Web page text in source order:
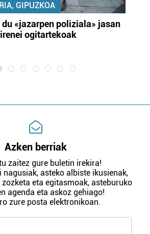
GIPUZKOA
du «jazarpen poliziala» jasan
ogitartekoak
Azken berriak
zaitez gure buletin irekira!
nagusiak, asteko albiste ikusienak,
eta egitasmoak, asteburuko
agenda eta askoz gehiago!
zure posta elektronikoan.